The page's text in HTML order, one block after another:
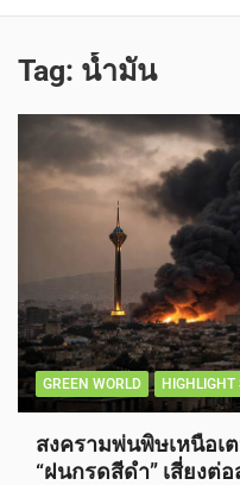
Tag: น้ำมัน
GREEN WORLD HIGHLIGHT
สงครามพ่นพิษเหนือเ
“ฝนกรดสีดำ” เสี่ยง